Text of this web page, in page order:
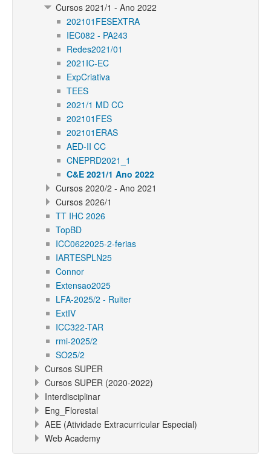
Cursos 2021/1 - Ano 2022
202101FESEXTRA
IEC082 - PA243
Redes2021/01
2021IC-EC
ExpCriativa
TEES
2021/1 MD CC
202101FES
202101ERAS
AED-II CC
CNEPRD2021_1
C&E 2021/1 Ano 2022
Cursos 2020/2 - Ano 2021
Cursos 2026/1
TT IHC 2026
TopBD
ICC0622025-2-ferias
IARTESPLN25
Connor
Extensao2025
LFA-2025/2 - Ruiter
ExtIV
ICC322-TAR
rmi-2025/2
SO25/2
Cursos SUPER
Cursos SUPER (2020-2022)
Interdisciplinar
Eng_Florestal
AEE (Atividade Extracurricular Especial)
Web Academy